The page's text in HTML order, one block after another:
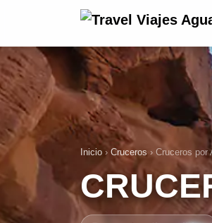
Inicio › Cruceros › Cruceros por